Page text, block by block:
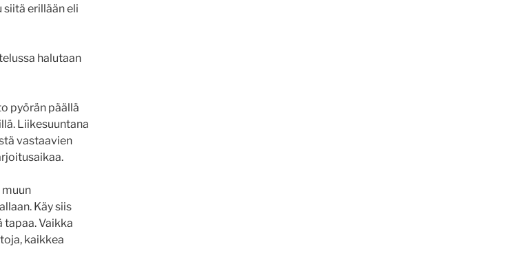
erillään eli
halutaan
pyörän päällä
Liikesuuntana
vastaavien
muun
Käy siis
tapaa. Vaikka
kaikkea